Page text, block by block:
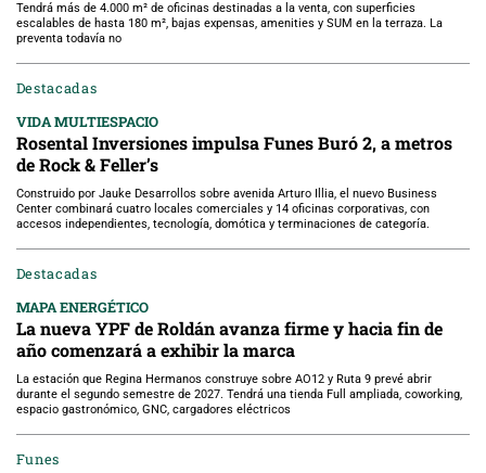
Tendrá más de 4.000 m² de oficinas destinadas a la venta, con superficies
escalables de hasta 180 m², bajas expensas, amenities y SUM en la terraza. La
preventa todavía no
Destacadas
VIDA MULTIESPACIO
Rosental Inversiones impulsa Funes Buró 2, a metros
de Rock & Feller’s
Construido por Jauke Desarrollos sobre avenida Arturo Illia, el nuevo Business
Center combinará cuatro locales comerciales y 14 oficinas corporativas, con
accesos independientes, tecnología, domótica y terminaciones de categoría.
Destacadas
MAPA ENERGÉTICO
La nueva YPF de Roldán avanza firme y hacia fin de
año comenzará a exhibir la marca
La estación que Regina Hermanos construye sobre AO12 y Ruta 9 prevé abrir
durante el segundo semestre de 2027. Tendrá una tienda Full ampliada, coworking,
espacio gastronómico, GNC, cargadores eléctricos
Funes